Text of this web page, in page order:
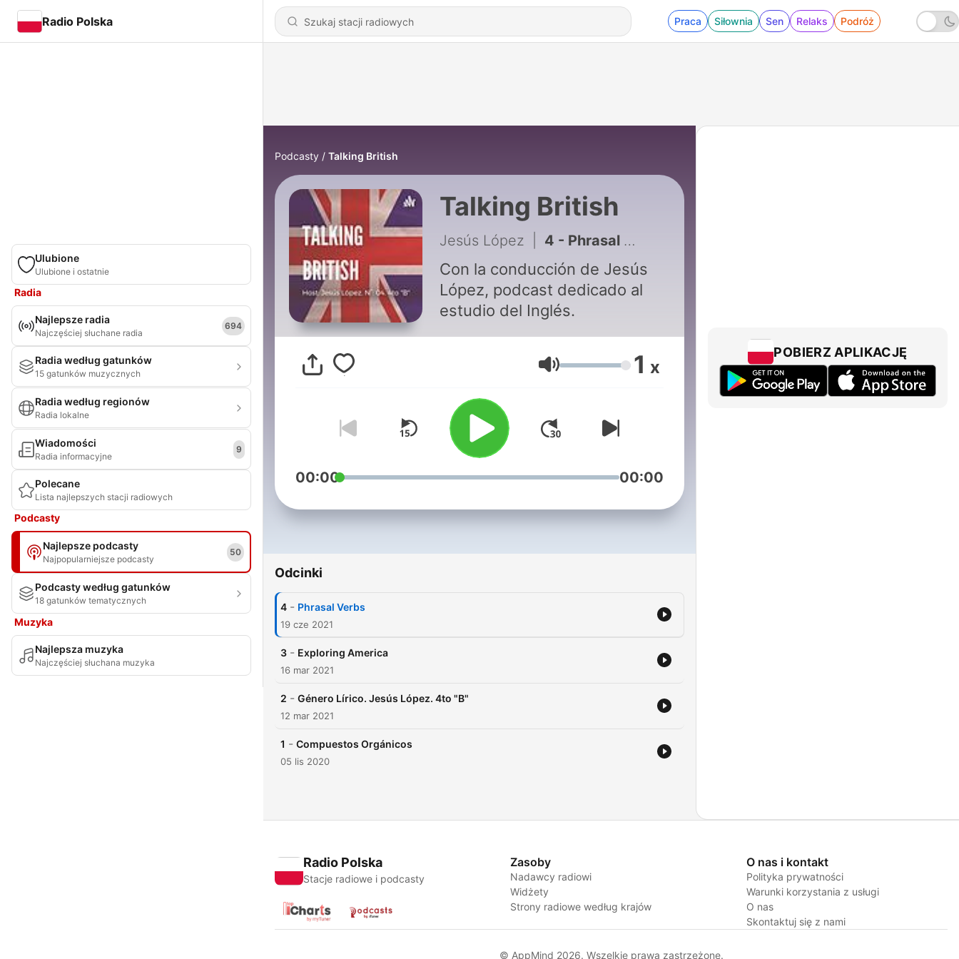
Radio Polska Praca Siłownia Sen Relaks Podróż
Ulubione
Ulubione i ostatnie
Radia
Najlepsze radia
Najczęściej słuchane radia
694
Radia według gatunków
15 gatunków muzycznych
Radia według regionów
Radia lokalne
Wiadomości
Radia informacyjne
9
Polecane
Lista najlepszych stacji radiowych
Podcasty
Najlepsze podcasty
Najpopularniejsze podcasty
50
Podcasty według gatunków
18 gatunków tematycznych
Muzyka
Najlepsza muzyka
Najczęściej słuchana muzyka
Podcasty Talking British
Talking British
Jesús López 4 - Phrasal Verbs
Con la conducción de Jesús
López, podcast dedicado al
estudio del Inglés.
Głośność 1 x
00:00 00:00
Odcinki
4 - Phrasal Verbs
19 cze 2021
3 - Exploring America
16 mar 2021
2 - Género Lírico. Jesús López. 4to "B"
12 mar 2021
1 - Compuestos Orgánicos
05 lis 2020
POBIERZ APLIKACJĘ
Radio Polska
Stacje radiowe i podcasty
Zasoby
Nadawcy radiowi
Widżety
Strony radiowe według krajów
O nas i kontakt
Polityka prywatności
Warunki korzystania z usługi
O nas
Skontaktuj się z nami
© AppMind 2026. Wszelkie prawa zastrzeżone.